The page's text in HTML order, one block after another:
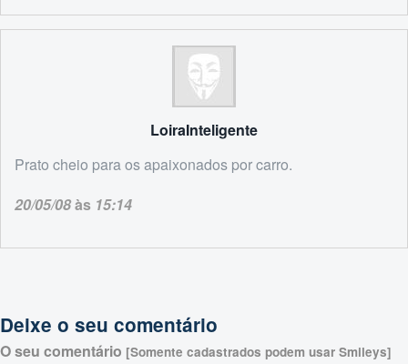
LoiraInteligente
Prato cheio para os apaixonados por carro.
20/05/08às 15:14
Deixe o seu comentário
O seu comentário [Somente cadastrados podem usar Smileys]